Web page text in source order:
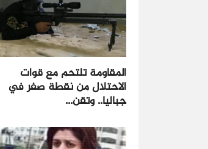
المقاومة تلتحم مع قوات
الاحتلال من نقطة صفر في
جباليا.. وتقن...